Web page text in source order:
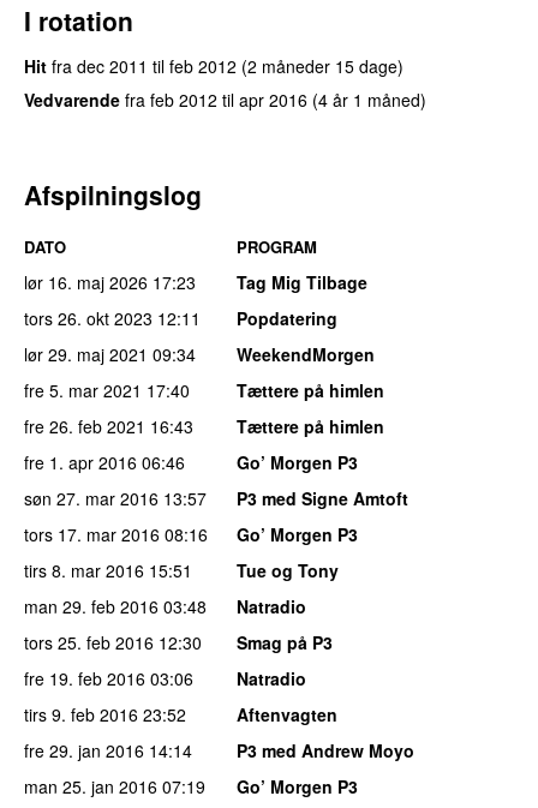
I rotation
Hit fra dec 2011 til feb 2012 (2 måneder 15 dage)
Vedvarende fra feb 2012 til apr 2016 (4 år 1 måned)
Afspilningslog
DATO PROGRAM
lør 16. maj 2026 17:23
Tag Mig Tilbage
tors 26. okt 2023 12:11
Popdatering
lør 29. maj 2021 09:34
WeekendMorgen
fre 5. mar 2021 17:40
Tættere på himlen
fre 26. feb 2021 16:43
Tættere på himlen
fre 1. apr 2016 06:46
Go’ Morgen P3
søn 27. mar 2016 13:57
P3 med Signe Amtoft
tors 17. mar 2016 08:16
Go’ Morgen P3
tirs 8. mar 2016 15:51
Tue og Tony
man 29. feb 2016 03:48
Natradio
tors 25. feb 2016 12:30
Smag på P3
fre 19. feb 2016 03:06
Natradio
tirs 9. feb 2016 23:52
Aftenvagten
fre 29. jan 2016 14:14
P3 med Andrew Moyo
man 25. jan 2016 07:19
Go’ Morgen P3